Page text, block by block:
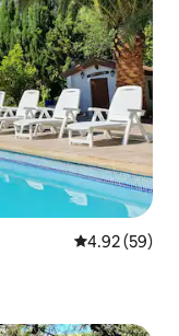
คะแนนเฉลี่ย
4.92 (59)